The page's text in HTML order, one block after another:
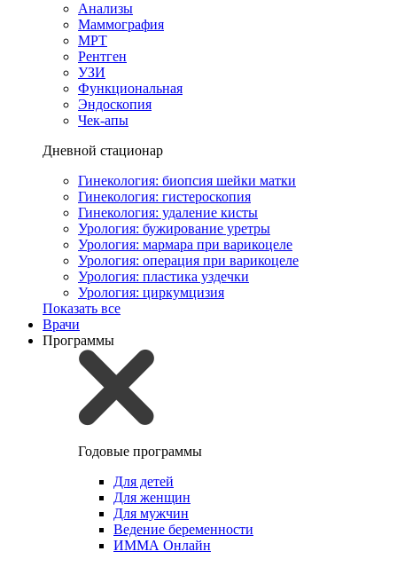
Анализы
Маммография
МРТ
Рентген
УЗИ
Функциональная
Эндоскопия
Чек-апы
Дневной стационар
Гинекология: биопсия шейки матки
Гинекология: гистероскопия
Гинекология: удаление кисты
Урология: бужирование уретры
Урология: мармара при варикоцеле
Урология: операция при варикоцеле
Урология: пластика уздечки
Урология: циркумцизия
Показать все
Врачи
Программы
Годовые программы
Для детей
Для женщин
Для мужчин
Ведение беременности
ИММА Онлайн